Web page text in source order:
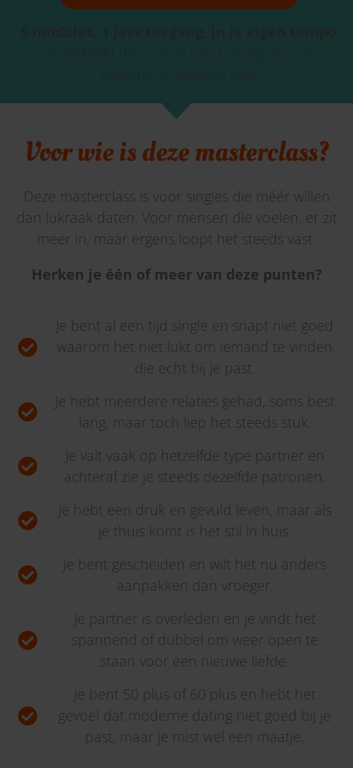
Voor wie is deze masterclass?
Deze masterclass is voor singles die méér willen
dan lukraak daten. Voor mensen die voelen: er zit
meer in, maar ergens loopt het steeds vast.
Herken je één of meer van deze punten?
Je bent al een tijd single en snapt niet goed
waarom het niet lukt om iemand te vinden
die echt bij je past.
Je hebt meerdere relaties gehad, soms best
lang, maar toch liep het steeds stuk.
Je valt vaak op hetzelfde type partner en
achteraf zie je steeds dezelfde patronen.
Je hebt een druk en gevuld leven, maar als
je thuis komt is het stil in huis.
Je bent gescheiden en wilt het nu anders
aanpakken dan vroeger.
Je partner is overleden en je vindt het
spannend of dubbel om weer open te
staan voor een nieuwe liefde.
Je bent 50 plus of 60 plus en hebt het
gevoel dat moderne dating niet goed bij je
past, maar je mist wel een maatje.